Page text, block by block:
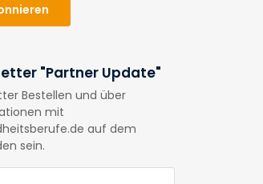
"Partner Update"
Bestellen und über
mit
auf dem
sein.